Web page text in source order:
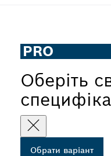
PRO
Оберіть
Обрати варіант